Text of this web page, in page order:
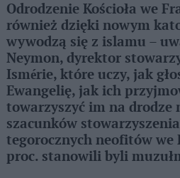
Odrodzenie Kościoła we
również dzięki nowym
wywodzą się z islamu –
Neymon, dyrektor
Ismérie, które uczy, jak
Ewangelię, jak ich
towarzyszyć im na drodze
szacunków
tegorocznych neofitów we
proc. stanowili byli